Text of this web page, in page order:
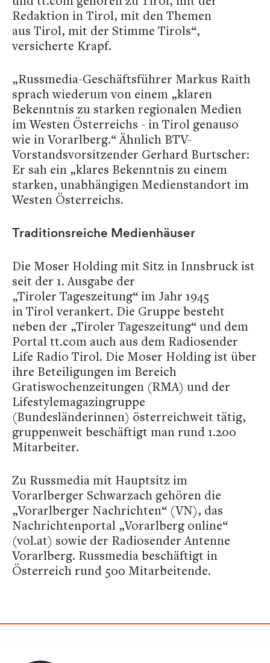
Redaktion in Tirol, mit den Themen
aus Tirol, mit der Stimme Tirols“,
versicherte Krapf.
„Russmedia-Geschäftsführer Markus Raith
sprach wiederum von einem „klaren
Bekenntnis zu starken regionalen Medien
im Westen Österreichs - in Tirol genauso
wie in Vorarlberg.“ Ähnlich BTV-
Vorstandsvorsitzender Gerhard Burtscher:
Er sah ein „klares Bekenntnis zu einem
starken, unabhängigen Medienstandort im
Westen Österreichs.
Traditionsreiche Medienhäuser
Die Moser Holding mit Sitz in Innsbruck ist
seit der 1. Ausgabe der
„Tiroler Tageszeitung“ im Jahr 1945
in Tirol verankert. Die Gruppe besteht
neben der „Tiroler Tageszeitung“ und dem
Portal tt.com auch aus dem Radiosender
Life Radio Tirol. Die Moser Holding ist über
ihre Beteiligungen im Bereich
Gratiswochenzeitungen (RMA) und der
Lifestylemagazingruppe
(Bundesländerinnen) österreichweit tätig,
gruppenweit beschäftigt man rund 1.200
Mitarbeiter.
Zu Russmedia mit Hauptsitz im
Vorarlberger Schwarzach gehören die
„Vorarlberger Nachrichten“ (VN), das
Nachrichtenportal „Vorarlberg online“
(vol.at) sowie der Radiosender Antenne
Vorarlberg. Russmedia beschäftigt in
Österreich rund 500 Mitarbeitende.